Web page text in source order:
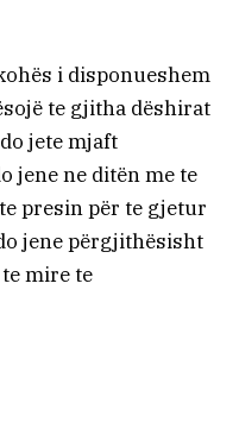
i disponueshem
te gjitha dëshirat
jete mjaft
jene ne ditën me te
presin për te gjetur
jene përgjithësisht
mire te